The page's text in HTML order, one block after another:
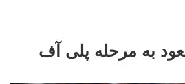
به مرحله پلی آف